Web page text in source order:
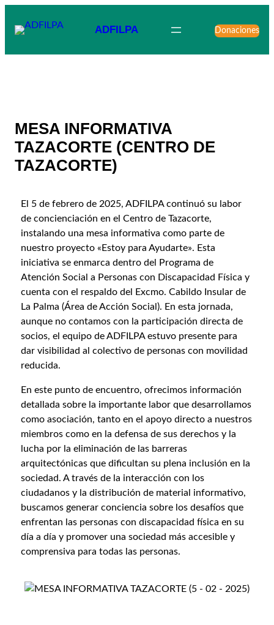
ADFILPA Donaciones
MESA INFORMATIVA
TAZACORTE (CENTRO DE
TAZACORTE)
El 5 de febrero de 2025, ADFILPA continuó su labor
de concienciación en el Centro de Tazacorte,
instalando una mesa informativa como parte de
nuestro proyecto «Estoy para Ayudarte». Esta
iniciativa se enmarca dentro del Programa de
Atención Social a Personas con Discapacidad Física y
cuenta con el respaldo del Excmo. Cabildo Insular de
La Palma (Área de Acción Social). En esta jornada,
aunque no contamos con la participación directa de
socios, el equipo de ADFILPA estuvo presente para
dar visibilidad al colectivo de personas con movilidad
reducida.
En este punto de encuentro, ofrecimos información
detallada sobre la importante labor que desarrollamos
como asociación, tanto en el apoyo directo a nuestros
miembros como en la defensa de sus derechos y la
lucha por la eliminación de las barreras
arquitectónicas que dificultan su plena inclusión en la
sociedad. A través de la interacción con los
ciudadanos y la distribución de material informativo,
buscamos generar conciencia sobre los desafíos que
enfrentan las personas con discapacidad física en su
día a día y promover una sociedad más accesible y
comprensiva para todas las personas.